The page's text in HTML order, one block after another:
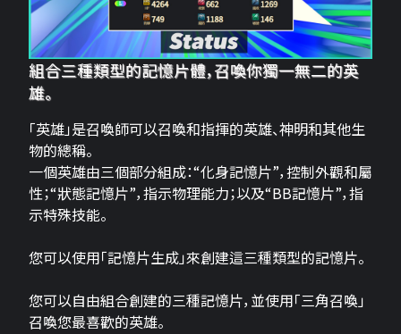
組合三種類型的記憶片體，召喚你獨一無二的英
雄。
「英雄」是召喚師可以召喚和指揮的英雄、神明和其他生
物的總稱。
一個英雄由三個部分組成：“化身記憶片”，控制外觀和屬
性；“狀態記憶片”，指示物理能力；以及“BB記憶片”，指
示特殊技能。
您可以使用「記憶片生成」來創建這三​​種類型的記憶片。
您可以自由組合創建的三種記憶片，並使用「三角召喚」
召喚您最喜歡的英雄。